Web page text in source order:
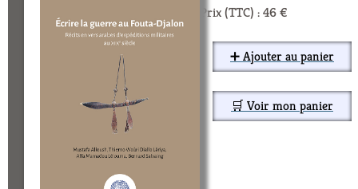
Prix (TTC) : 46 €
➕ Ajouter au panier
🛒 Voir mon panier